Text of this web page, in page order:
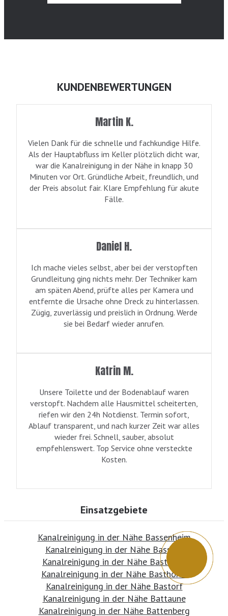
KUNDENBEWERTUNGEN
Martin K.
Vielen Dank für die schnelle und fachkundige Hilfe.
Als der Hauptabfluss im Keller plötzlich dicht war,
war die Kanalreinigung in der Nähe in knapp 30
Minuten vor Ort. Gründliche Arbeit, freundlich, und
der Preis absolut fair. Klare Empfehlung für akute
Fälle.
Daniel H.
Ich mache vieles selbst, aber bei der verstopften
Grundleitung ging nichts mehr. Der Techniker kam
am späten Abend, prüfte alles per Kamera und
entfernte die Ursache ohne Dreck zu hinterlassen.
Zügig, zuverlässig und preislich in Ordnung. Werde
sie bei Bedarf wieder anrufen.
Katrin M.
Unsere Toilette und der Bodenablauf waren
verstopft. Nachdem alle Hausmittel scheiterten,
riefen wir den 24h Notdienst. Termin sofort,
Ablauf transparent, und nach kurzer Zeit war alles
wieder frei. Schnell, sauber, absolut
empfehlenswert. Top Service ohne versteckte
Kosten.
Einsatzgebiete
Kanalreinigung in der Nähe Bassenheim
Kanalreinigung in der Nähe Bassum
Kanalreinigung in der Nähe Bastheim
Kanalreinigung in der Nähe Basthorst
Kanalreinigung in der Nähe Bastorf
Kanalreinigung in der Nähe Battaune
Kanalreinigung in der Nähe Battenberg